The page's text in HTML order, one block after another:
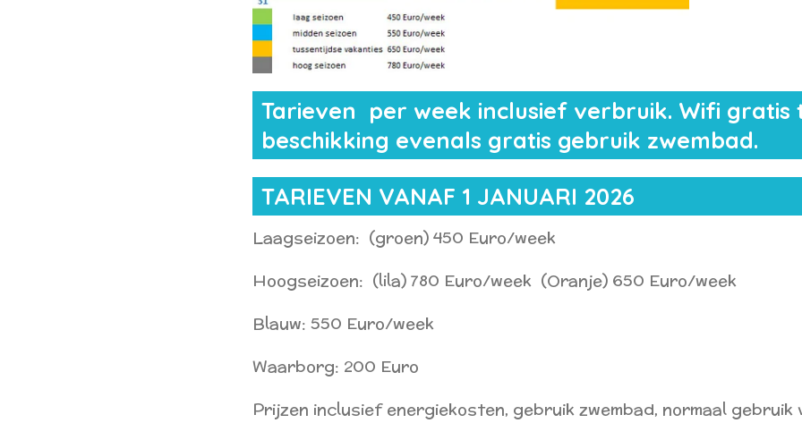
Tarieven per week inclusief verbruik. Wifi gratis
beschikking evenals gratis gebruik zwembad.
TARIEVEN VANAF 1 JANUARI 2026
Laagseizoen: (groen) 450 Euro/week
Hoogseizoen: (lila) 780 Euro/week (Oranje) 650 Euro/week
Blauw: 550 Euro/week
Waarborg: 200 Euro
Prijzen inclusief energiekosten, gebruik zwembad, normaal gebruik